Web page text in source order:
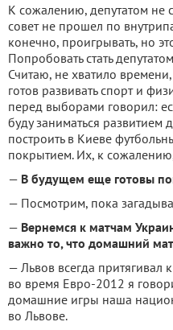
К сожалению, депутатом не
совет не прошел по
конечно, проигрывать, но
Попробовать стать
Считаю, не хватило
готов развивать спорт и
перед выборами говорил:
буду заниматься развитием
построить в Киеве
покрытием. Их, к сожалению,
— В будущем еще готовы
— Посмотрим, пока
— Вернемся к матчам
важно то, что домашний
— Львов всегда притягивал
во время Евро-2012 я
домашние игры наша
во Львове.